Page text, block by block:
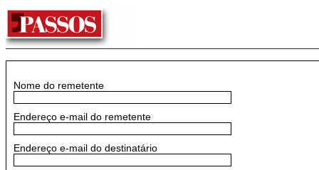
Nome do remetente
Endereço e-mail do remetente
Endereço e-mail do destinatário